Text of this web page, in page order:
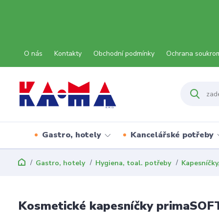
O nás Kontakty Obchodní podmínky Ochrana
Gastro, hotely Kancelářské potřeby
Gastro, hotely Hygiena, toal. potřeby
Kosmetické kapesníčky